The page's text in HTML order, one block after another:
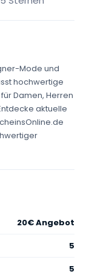
Mode und
hochwertige
Damen, Herren
aktuelle
20€ Angebot
5
5